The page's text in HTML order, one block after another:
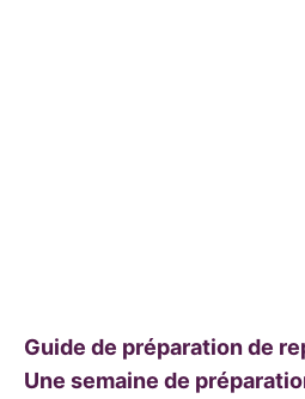
Guide de préparation de
Une semaine de